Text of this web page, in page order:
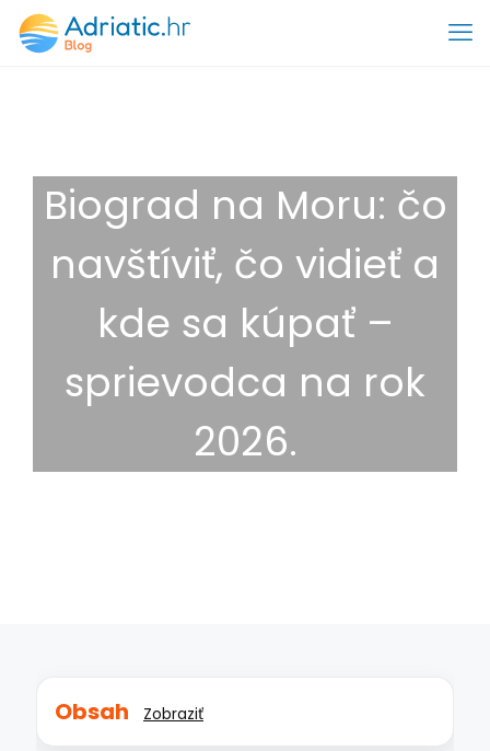
Biograd na Moru: čo
navštíviť, čo vidieť a
kde sa kúpať –
sprievodca na rok
2026.
Obsah Zobraziť